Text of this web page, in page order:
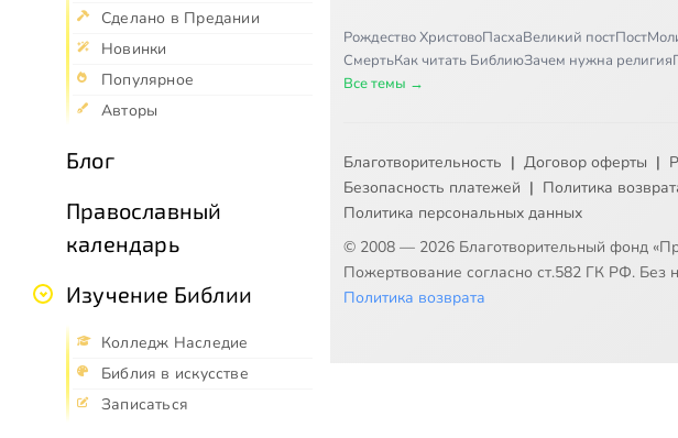
Сделано в Предании
Новинки
Популярное
Авторы
Блог
Православный
календарь
Изучение Библии
Колледж Наследие
Библия в искусстве
Записаться
Рождество ХристовоПасхаВеликий постПост
СмертьКак читать БиблиюЗачем нужна религия
Все темы →
Благотворительность | Договор оферты |
Безопасность платежей | Политика
Политика персональных данных
© 2008 — 2026 Благотворительный фонд
Пожертвование согласно ст.582 ГК РФ. Без
Политика возврата